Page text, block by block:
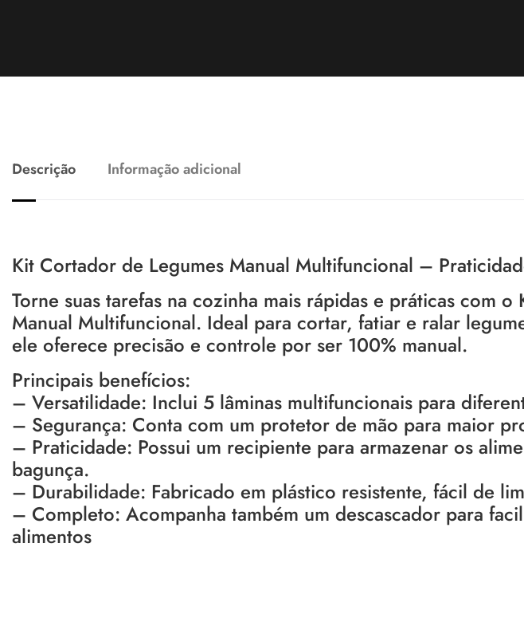
Descrição Informação adicional
Kit Cortador de Legumes Manual Multifuncional –
Torne suas tarefas na cozinha mais rápidas e práticas com
Manual Multifuncional. Ideal para cortar, fatiar e ralar
ele oferece precisão e controle por ser 100% manual.
Principais benefícios:
– Versatilidade: Inclui 5 lâminas multifuncionais para
– Segurança: Conta com um protetor de mão para maior
– Praticidade: Possui um recipiente para armazenar os
bagunça.
– Durabilidade: Fabricado em plástico resistente, fácil de
– Completo: Acompanha também um descascador para
alimentos